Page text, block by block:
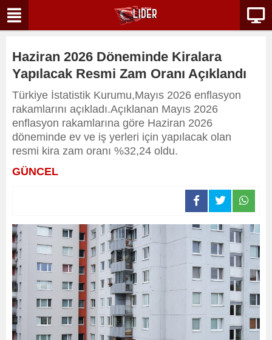
Haziran 2026 Döneminde Kiralara
Yapılacak Resmi Zam Oranı Açıklandı
Türkiye İstatistik Kurumu,Mayıs 2026 enflasyon
rakamlarını açıkladı.Açıklanan Mayıs 2026
enflasyon rakamlarına göre Haziran 2026
döneminde ev ve iş yerleri için yapılacak olan
resmi kira zam oranı %32,24 oldu.
GÜNCEL